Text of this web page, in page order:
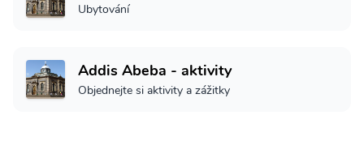
Ubytování
Addis Abeba - aktivity
Objednejte si aktivity a zážitky